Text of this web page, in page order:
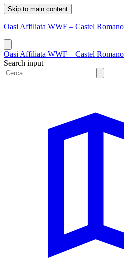
Skip to main content
Oasi Affiliata WWF – Castel Romano
Oasi Affiliata WWF – Castel Romano
Search input